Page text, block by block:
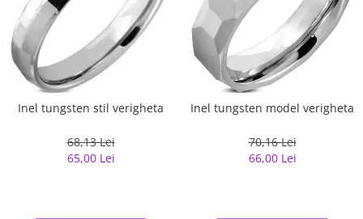
Inel tungsten stil verigheta
68,13 Lei
65,00 Lei
Inel tungsten model verigheta
70,16 Lei
66,00 Lei